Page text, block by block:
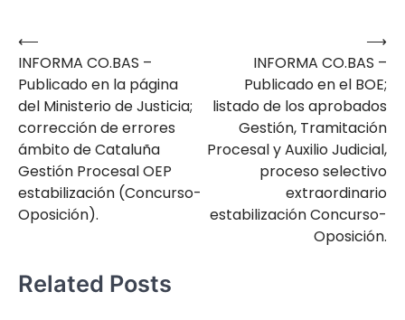
Navegación
de
entradas
⟵
INFORMA CO.BAS –
Publicado en la página
del Ministerio de Justicia;
corrección de errores
ámbito de Cataluña
Gestión Procesal OEP
estabilización (Concurso-
Oposición).
INFORMA CO.BAS –
Publicado en el BOE;
listado de los aprobados
Gestión, Tramitación
Procesal y Auxilio Judicial,
proceso selectivo
extraordinario
estabilización Concurso-
Oposición.
⟶
Related Posts